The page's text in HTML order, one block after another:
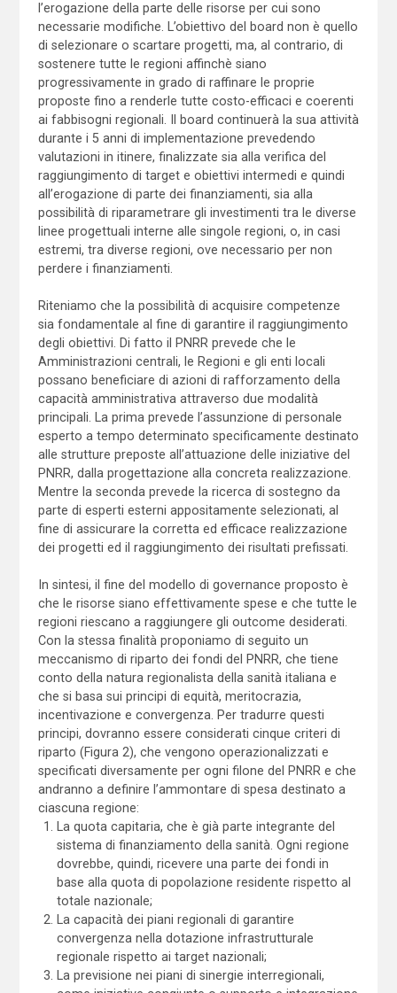
l’erogazione della parte delle risorse per cui sono
necessarie modifiche. L’obiettivo del board non è quello
di selezionare o scartare progetti, ma, al contrario, di
sostenere tutte le regioni affinchè siano
progressivamente in grado di raffinare le proprie
proposte fino a renderle tutte costo-efficaci e coerenti
ai fabbisogni regionali. Il board continuerà la sua attività
durante i 5 anni di implementazione prevedendo
valutazioni in itinere, finalizzate sia alla verifica del
raggiungimento di target e obiettivi intermedi e quindi
all’erogazione di parte dei finanziamenti, sia alla
possibilità di riparametrare gli investimenti tra le diverse
linee progettuali interne alle singole regioni, o, in casi
estremi, tra diverse regioni, ove necessario per non
perdere i finanziamenti.
Riteniamo che la possibilità di acquisire competenze
sia fondamentale al fine di garantire il raggiungimento
degli obiettivi. Di fatto il PNRR prevede che le
Amministrazioni centrali, le Regioni e gli enti locali
possano beneficiare di azioni di rafforzamento della
capacità amministrativa attraverso due modalità
principali. La prima prevede l’assunzione di personale
esperto a tempo determinato specificamente destinato
alle strutture preposte all’attuazione delle iniziative del
PNRR, dalla progettazione alla concreta realizzazione.
Mentre la seconda prevede la ricerca di sostegno da
parte di esperti esterni appositamente selezionati, al
fine di assicurare la corretta ed efficace realizzazione
dei progetti ed il raggiungimento dei risultati prefissati.
In sintesi, il fine del modello di governance proposto è
che le risorse siano effettivamente spese e che tutte le
regioni riescano a raggiungere gli outcome desiderati.
Con la stessa finalità proponiamo di seguito un
meccanismo di riparto dei fondi del PNRR, che tiene
conto della natura regionalista della sanità italiana e
che si basa sui principi di equità, meritocrazia,
incentivazione e convergenza. Per tradurre questi
principi, dovranno essere considerati cinque criteri di
riparto (Figura 2), che vengono operazionalizzati e
specificati diversamente per ogni filone del PNRR e che
andranno a definire l’ammontare di spesa destinato a
ciascuna regione:
La quota capitaria, che è già parte integrante del
sistema di finanziamento della sanità. Ogni regione
dovrebbe, quindi, ricevere una parte dei fondi in
base alla quota di popolazione residente rispetto al
totale nazionale;
La capacità dei piani regionali di garantire
convergenza nella dotazione infrastrutturale
regionale rispetto ai target nazionali;
La previsione nei piani di sinergie interregionali,